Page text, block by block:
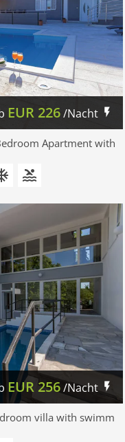
EUR 226/Nacht
Apartment with
EUR256/Nacht
villa with swimm